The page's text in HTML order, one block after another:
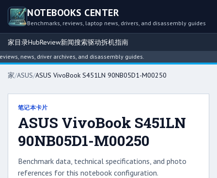
NOTEBOOKS CENTER
Benchmarks, reviews, laptop news, drivers, and disassembly guides
家目录HubReview新闻搜索驱动拆机指南
news, driver archives, and disassembly guides.
家/ASUS/ASUS VivoBook S451LN 90NB05D1-M00250
笔记本卡片
ASUS VivoBook S451LN
90NB05D1-M00250
Benchmark data, technical specifications, and photo
references for this notebook configuration.